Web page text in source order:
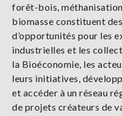
forêt-bois,
biomasse constituent
d’opportunités pour les
industrielles et les
la Bioéconomie, les
leurs initiatives,
et accéder à un réseau
de projets créateurs de